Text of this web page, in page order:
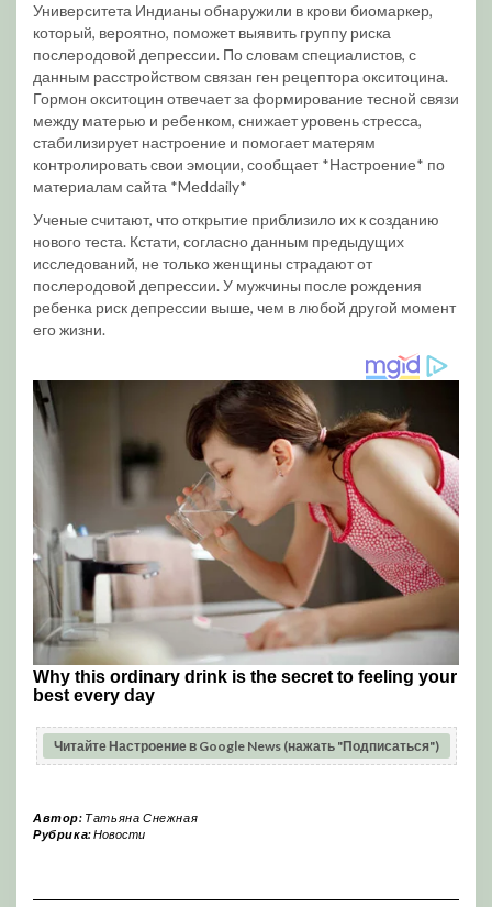
Университета Индианы обнаружили в крови биомаркер,
который, вероятно, поможет выявить группу риска
послеродовой депрессии. По словам специалистов, с
данным расстройством связан ген рецептора окситоцина.
Гормон окситоцин отвечает за формирование тесной связи
между матерью и ребенком, снижает уровень стресса,
стабилизирует настроение и помогает матерям
контролировать свои эмоции, сообщает *Настроение* по
материалам сайта *Meddaily*
Ученые считают, что открытие приблизило их к созданию
нового теста. Кстати, согласно данным предыдущих
исследований, не только женщины страдают от
послеродовой депрессии. У мужчины после рождения
ребенка риск депрессии выше, чем в любой другой момент
его жизни.
Читайте Настроение в Google News (нажать "Подписаться")
Автор: Татьяна Снежная
Рубрика:Новости